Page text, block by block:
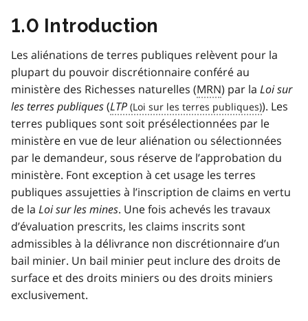
1.0 Introduction
Les aliénations de terres publiques relèvent pour la
plupart du pouvoir discrétionnaire conféré au
ministère des Richesses naturelles (MRN) par la Loi sur
les terres publiques(LTP
). Les
terres publiques sont soit présélectionnées par le
ministère en vue de leur aliénation ou sélectionnées
par le demandeur, sous réserve de l’approbation du
ministère. Font exception à cet usage les terres
publiques assujetties à l’inscription de claims en vertu
de la Loi sur les mines. Une fois achevés les travaux
d’évaluation prescrits, les claims inscrits sont
admissibles à la délivrance non discrétionnaire d’un
bail minier. Un bail minier peut inclure des droits de
surface et des droits miniers ou des droits miniers
exclusivement.